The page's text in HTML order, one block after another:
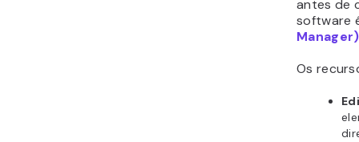
antes de
software
Manager)
Os